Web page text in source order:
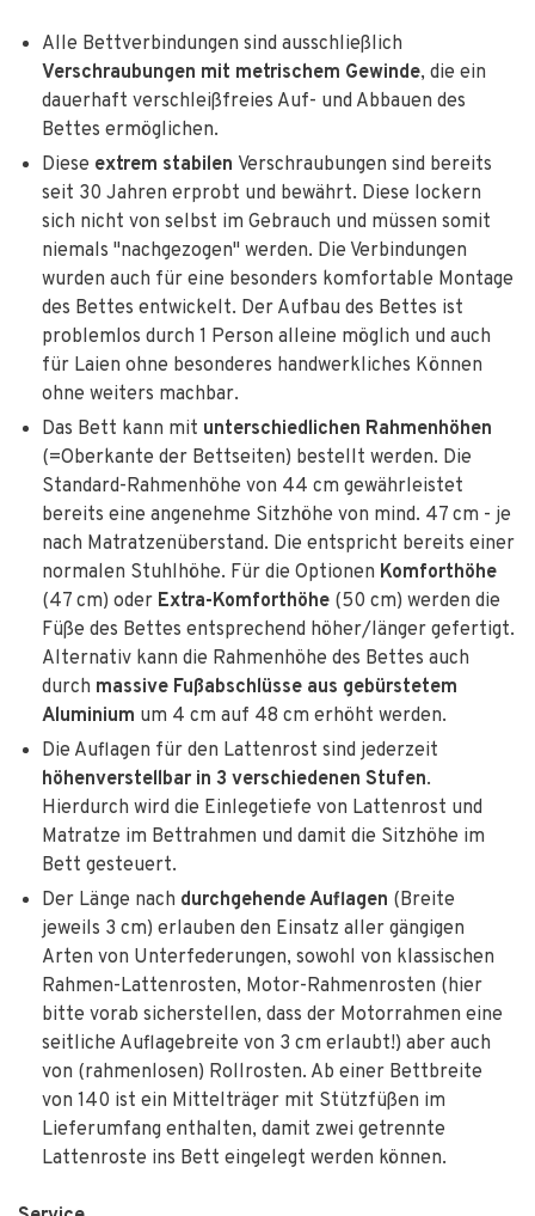
Alle Bettverbindungen sind ausschließlich
Verschraubungen mit metrischem Gewinde, die ein
dauerhaft verschleißfreies Auf- und Abbauen des
Bettes ermöglichen.
Diese extrem stabilen Verschraubungen sind bereits
seit 30 Jahren erprobt und bewährt. Diese lockern
sich nicht von selbst im Gebrauch und müssen somit
niemals "nachgezogen" werden. Die Verbindungen
wurden auch für eine besonders komfortable Montage
des Bettes entwickelt. Der Aufbau des Bettes ist
problemlos durch 1 Person alleine möglich und auch
für Laien ohne besonderes handwerkliches Können
ohne weiters machbar.
Das Bett kann mit unterschiedlichen Rahmenhöhen
(=Oberkante der Bettseiten) bestellt werden. Die
Standard-Rahmenhöhe von 44 cm gewährleistet
bereits eine angenehme Sitzhöhe von mind. 47 cm - je
nach Matratzenüberstand. Die entspricht bereits einer
normalen Stuhlhöhe. Für die Optionen Komforthöhe
(47 cm) oder Extra-Komforthöhe (50 cm) werden die
Füße des Bettes entsprechend höher/länger gefertigt.
Alternativ kann die Rahmenhöhe des Bettes auch
durch massive Fußabschlüsse aus gebürstetem
Aluminium um 4 cm auf 48 cm erhöht werden.
Die Auflagen für den Lattenrost sind jederzeit
höhenverstellbar in 3 verschiedenen Stufen.
Hierdurch wird die Einlegetiefe von Lattenrost und
Matratze im Bettrahmen und damit die Sitzhöhe im
Bett gesteuert.
Der Länge nach durchgehende Auflagen (Breite
jeweils 3 cm) erlauben den Einsatz aller gängigen
Arten von Unterfederungen, sowohl von klassischen
Rahmen-Lattenrosten, Motor-Rahmenrosten (hier
bitte vorab sicherstellen, dass der Motorrahmen eine
seitliche Auflagebreite von 3 cm erlaubt!) aber auch
von (rahmenlosen) Rollrosten. Ab einer Bettbreite
von 140 ist ein Mittelträger mit Stützfüßen im
Lieferumfang enthalten, damit zwei getrennte
Lattenroste ins Bett eingelegt werden können.